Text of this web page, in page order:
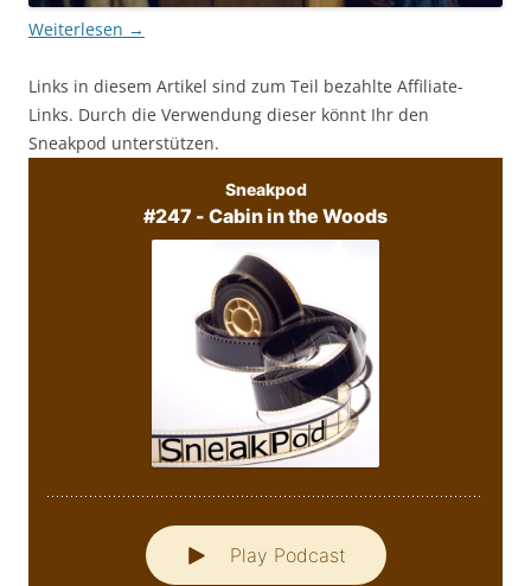
Weiterlesen →
Links in diesem Artikel sind zum Teil bezahlte Affiliate-
Links. Durch die Verwendung dieser könnt Ihr den
Sneakpod unterstützen.